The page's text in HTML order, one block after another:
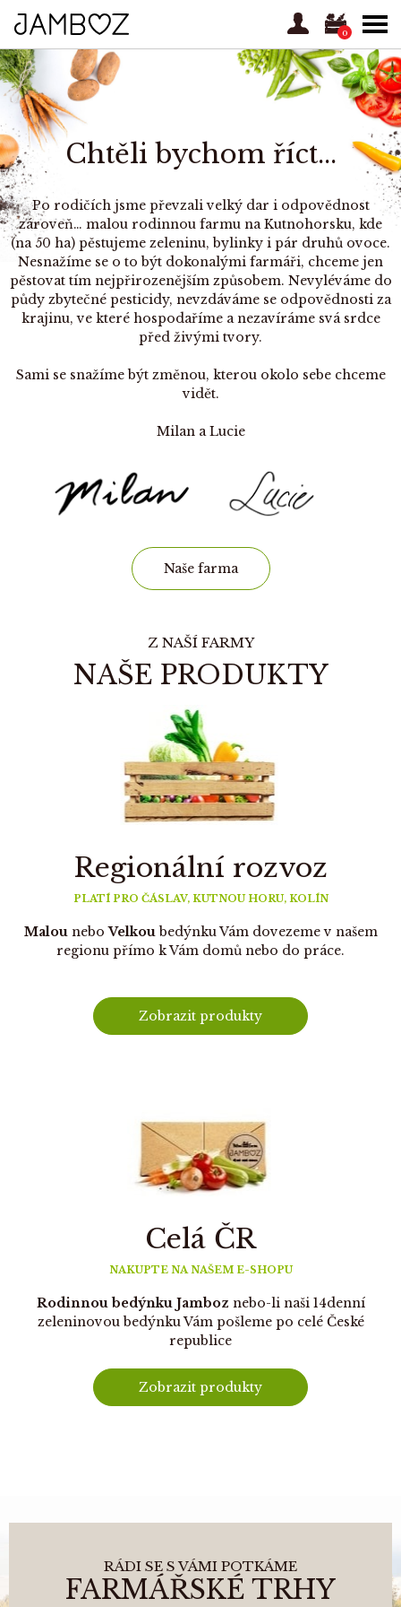
0
Chtěli bychom říct...
Po rodičích jsme převzali velký dar i odpovědnost
zároveň… malou rodinnou farmu na Kutnohorsku, kde
(na 50 ha) pěstujeme zeleninu, bylinky i pár druhů ovoce.
Nesnažíme se o to být dokonalými farmáři, chceme jen
pěstovat tím nejpřirozenějším způsobem. Nevyléváme do
půdy zbytečné pesticidy, nevzdáváme se odpovědnosti za
krajinu, ve které hospodaříme a nezavíráme svá srdce
před živými tvory.
Sami se snažíme být změnou, kterou okolo sebe chceme
vidět.
Milan a Lucie
Naše farma
Z NAŠÍ FARMY
NAŠE PRODUKTY
Regionální rozvoz
PLATÍ PRO ČÁSLAV, KUTNOU HORU, KOLÍN
MalouneboVelkoubedýnku Vám dovezeme v našem
regionu přímo k Vám domů nebo do práce.
Zobrazit produkty
Celá ČR
NAKUPTE NA NAŠEM E-SHOPU
Rodinnou bedýnku Jamboz nebo-li naši 14denní
zeleninovou bedýnku Vám pošleme po celé České
republice
Zobrazit produkty
RÁDI SE S VÁMI POTKÁME
FARMÁŘSKÉ TRHY